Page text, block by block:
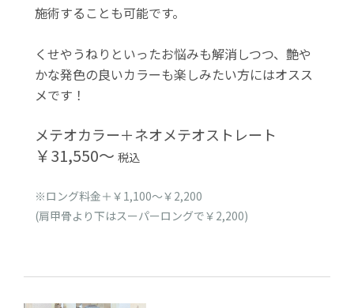
施術することも可能です。
くせやうねりといったお悩みも解消しつつ、艶や
かな発色の良いカラーも楽しみたい方にはオスス
メです！
メテオカラー＋ネオメテオストレート
￥31,550〜 税込
※ロング料金＋￥1,100～￥2,200
(肩甲骨より下はスーパーロングで￥2,200)